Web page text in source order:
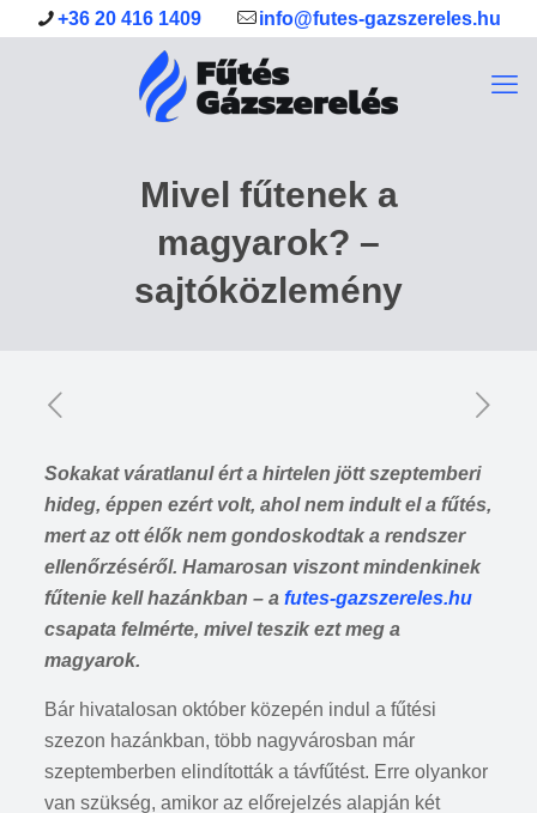
+36 20 416 1409 info@futes-gazszereles.hu
Mivel fűtenek a
magyarok? –
sajtóközlemény
Sokakat váratlanul ért a hirtelen jött szeptemberi
hideg, éppen ezért volt, ahol nem indult el a fűtés,
mert az ott élők nem gondoskodtak a rendszer
ellenőrzéséről. Hamarosan viszont mindenkinek
fűtenie kell hazánkban – a futes-gazszereles.hu
csapata felmérte, mivel teszik ezt meg a
magyarok.
Bár hivatalosan október közepén indul a fűtési
szezon hazánkban, több nagyvárosban már
szeptemberben elindították a távfűtést. Erre olyankor
van szükség, amikor az előrejelzés alapján két